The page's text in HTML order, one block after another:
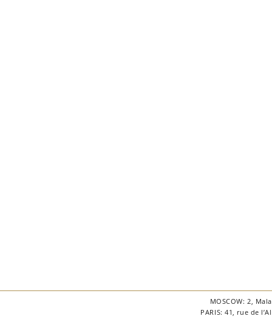
MOSCOW: 2,
PARIS: 41, rue de